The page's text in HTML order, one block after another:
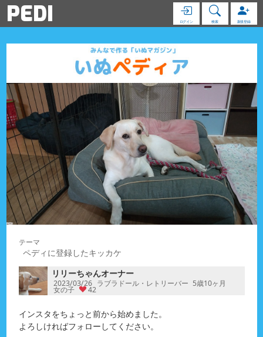
PEDI ログイン 検索 新規登録
ペディに登録したキッカケ
リリーちゃんオーナー
2023/03/26 ラブラドール・レトリーバー 5歳10ヶ月
女の子 42
インスタをちょっと前から始めました。
よろしければフォローしてください。